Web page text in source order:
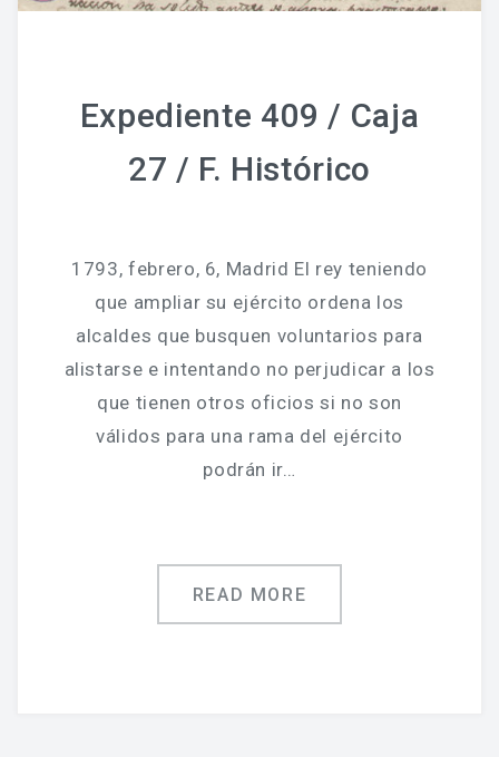
Expediente 409 / Caja
27 / F. Histórico
1793, febrero, 6, Madrid El rey teniendo
que ampliar su ejército ordena los
alcaldes que busquen voluntarios para
alistarse e intentando no perjudicar a los
que tienen otros oficios si no son
válidos para una rama del ejército
podrán ir…
READ MORE